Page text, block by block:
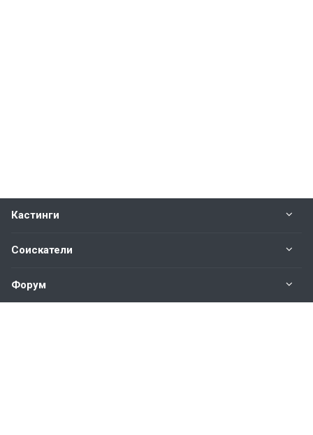
Кастинги
Соискатели
Форум